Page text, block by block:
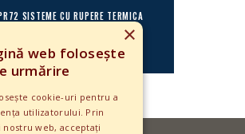
SISTEME CU RUPERE TERMICA
web folosește
urmărire
cookie-uri pentru a
utilizatorului. Prin
web, acceptați
×